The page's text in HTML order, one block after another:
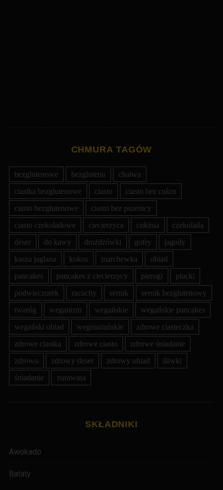
CHMURA TAGÓW
bezglutenowe bezglutenu
chałwa
ciastka bezglutenowe
ciasto
ciasto bez cukru
ciasto bezglutenowe
ciasto bez pszenicy
ciasto czekoladowe
ciecierzyca cukinia
czekolada
deser
do kawy drożdżówki gofry
jagody
kasza jaglana
kokos marchewka
obiad
pancakes
pancakes z ciecierzycy pierogi
placki
podwieczorek
racuchy sernik
sernik bezglutenowy
twaróg
weganizm wegańskie
wegańskie pancakes
wegański obiad
wegetariańskie
zdrowe ciasteczka
zdrowe ciastka
zdrowe ciasto
zdrowe śniadanie
zdrowo
zdrowy deser zdrowy obiad
śliwki
śniadanie
żurawina
SKŁADNIKI
Awokado
Bataty